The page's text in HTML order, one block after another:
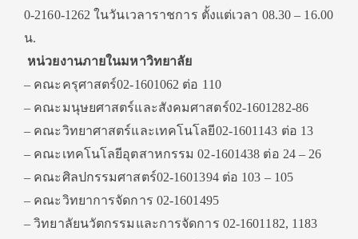
0-2160-1262 ในวันเวลาราชการ ตั้งแต่เวลา 08.30 – 16.00
น.
หน่วยงานภายในมหาวิทยาลัย
– คณะครุศาสตร์02-1601062 ต่อ 110
– คณะมนุษยศาสตร์และสังคมศาสตร์02-1601282-86
– คณะวิทยาศาสตร์และเทคโนโลยี02-1601143 ต่อ 13
– คณะเทคโนโลยีอุตสาหกรรม 02-1601438 ต่อ 24 – 26
– คณะศิลปกรรมศาสตร์02-1601394 ต่อ 103 – 105
– คณะวิทยาการจัดการ 02-1601495
– วิทยาลัยนวัตกรรมและการจัดการ 02-1601182, 1183